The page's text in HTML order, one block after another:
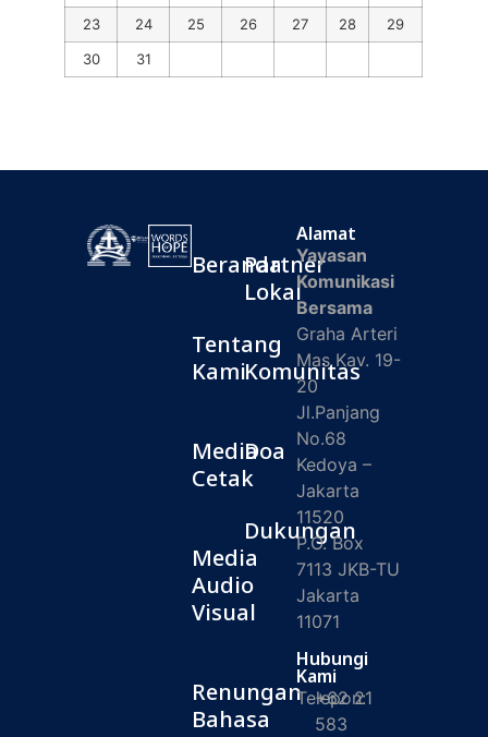
23
24 25 26 27 28
29
30
31
Beranda
Tentang
Kami
Media
Cetak
Media
Audio
Visual
Renungan
Bahasa
Partner
Lokal
Komunitas
Doa
Dukungan
Alamat
Yayasan
Komunikasi
Bersama
Graha Arteri
Mas Kav. 19-
20
Jl.Panjang
No.68
Kedoya –
Jakarta
11520
P.O. Box
7113 JKB-TU
Jakarta
11071
Hubungi
Kami
Telepon:
+62 21
583